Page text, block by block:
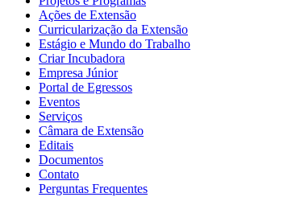
Ações de Extensão
Curricularização da Extensão
Estágio e Mundo do Trabalho
Criar Incubadora
Empresa Júnior
Portal de Egressos
Eventos
Serviços
Câmara de Extensão
Editais
Documentos
Contato
Perguntas Frequentes